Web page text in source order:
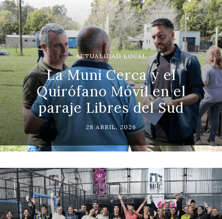
ACTUALIDAD LOCAL
La Muni Cerca y el
Quirófano Móvil en el
paraje Libres del Sud
28 ABRIL, 2026